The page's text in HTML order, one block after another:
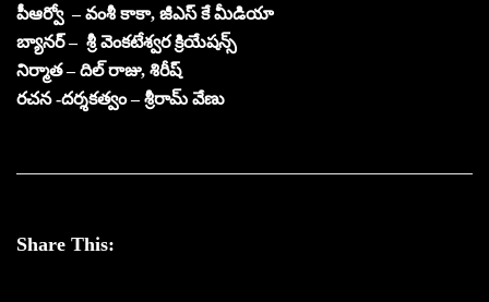
పీఆర్వో – వంశీ కాకా, జీఎస్ కే మీడియా
బ్యానర్ – శ్రీ వెంకటేశ్వర క్రియేషన్స్
నిర్మాత – దిల్ రాజు, శిరీష్
రచన -దర్శకత్వం – శ్రీరామ్ వేణు
Share This: